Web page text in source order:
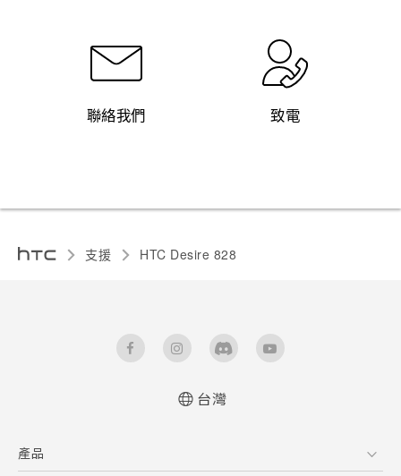
聯絡我們 致電
支援 HTC Desire 828‎
台灣
產品